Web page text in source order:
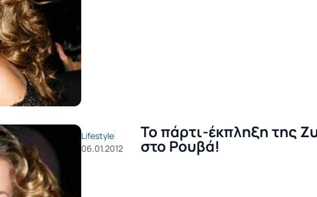
Lifestyle
06.01.2012
Το πάρτι-έκπληξη της
στο Ρουβά!